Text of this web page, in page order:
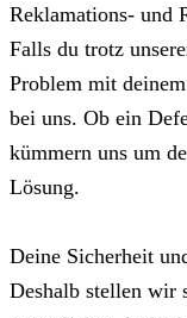
Reklamations- und
Falls du trotz
Problem mit
bei uns. Ob ein
kümmern uns um
Lösung.
Deine Sicherheit
Deshalb stellen wir